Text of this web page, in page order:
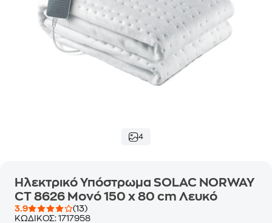
4
Ηλεκτρικό Υπόστρωμα SOLAC NORWAY
CT 8626 Μονό 150 x 80 cm Λευκό
3.9
(13)
ΚΩΔΙΚΟΣ: 1717958